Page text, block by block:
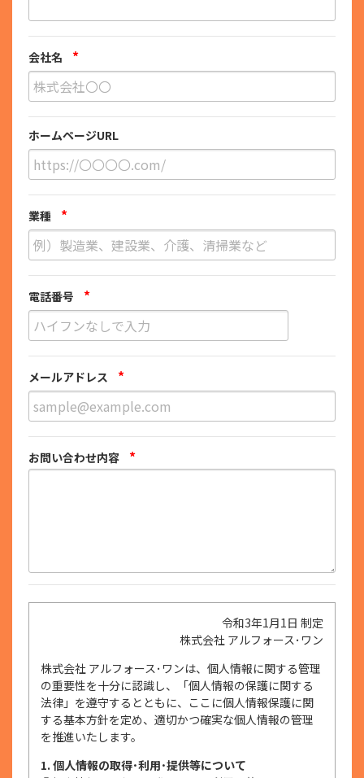
会社名 *
ホームページURL
業種 *
電話番号 *
メールアドレス *
お問い合わせ内容 *
令和3年1月1日 制定
株式会社 アルフォース･ワン
株式会社 アルフォース･ワンは、個人情報に関する管理
の重要性を十分に認識し、「個人情報の保護に関する
法律」を遵守するとともに、ここに個人情報保護に関
する基本方針を定め、適切かつ確実な個人情報の管理
を推進いたします。
1. 個人情報の取得･利用･提供等について